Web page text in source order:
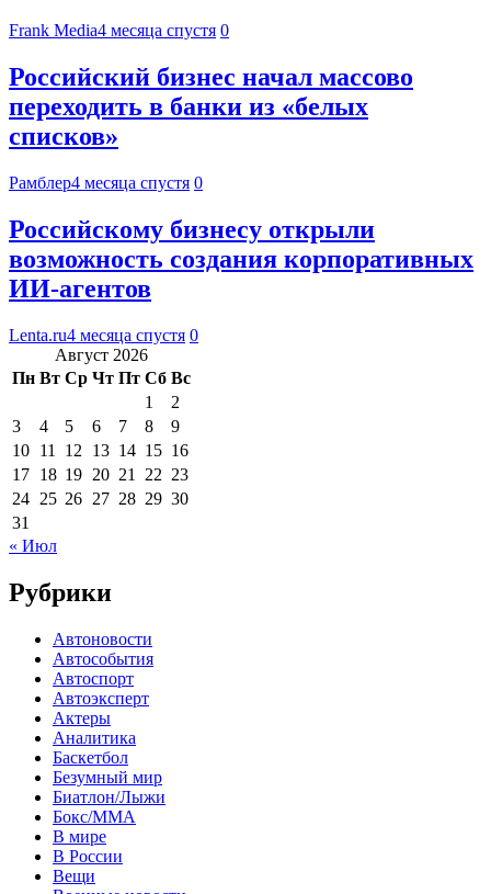
Frank Media4 месяца спустя 0
Российский бизнес начал массово
переходить в банки из «белых
списков»
Рамблер4 месяца спустя 0
Российскому бизнесу открыли
возможность создания корпоративных
ИИ-агентов
Lenta.ru4 месяца спустя 0
Август 2026
Пн Вт Ср Чт Пт Сб Вс
1
2
3
4 5 6 7 8
9
10 11 12 13 14 15 16
17 18 19 20 21 22 23
24 25 26 27 28 29 30
31
« Июл
Рубрики
Автоновости
Автособытия
Автоспорт
Автоэксперт
Актеры
Аналитика
Баскетбол
Безумный мир
Биатлон/Лыжи
Бокс/MMA
В мире
В России
Вещи